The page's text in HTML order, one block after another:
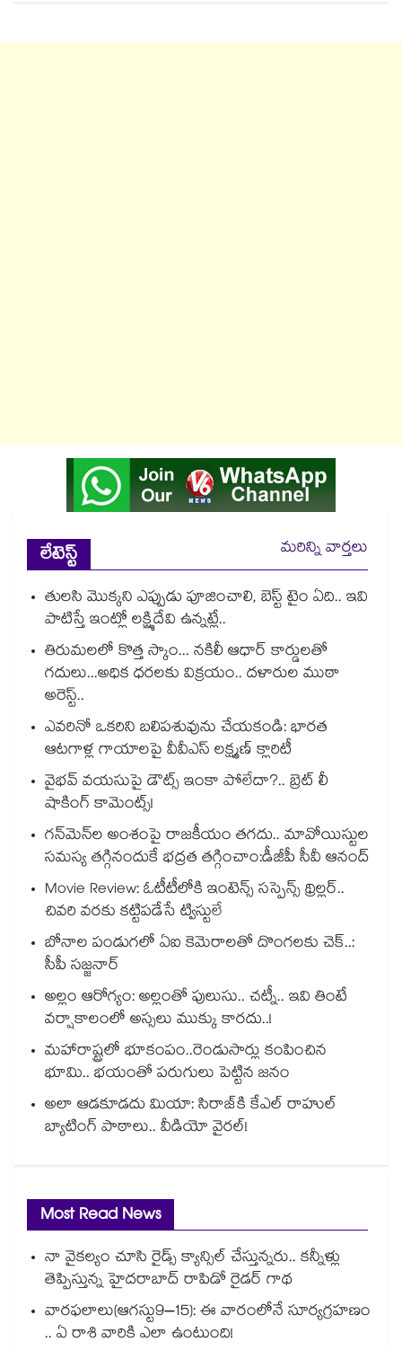
లేటెస్ట్
మరిన్ని వార్తలు
తులసి మొక్కని ఎప్పుడు పూజించాలి, బెస్ట్ టైం ఏది.. ఇవి
పాటిస్తే ఇంట్లో లక్ష్మిదేవి ఉన్నట్లే..
తిరుమలలో కొత్త స్కాం... నకిలీ ఆధార్ కార్డులతో
గదులు...అధిక ధరలకు విక్రయం.. దళారుల ముఠా
అరెస్ట్..
ఎవరినో ఒకరిని బలిపశువును చేయకండి: భారత
ఆటగాళ్ల గాయాలపై వీవీఎస్ లక్ష్మణ్ క్లారిటీ
వైభవ్ వయసుపై డౌట్స్ ఇంకా పోలేదా?.. బ్రెట్ లీ
షాకింగ్ కామెంట్స్!
గన్⁭మెన్⁭ల అంశంపై రాజకీయం తగదు.. మావోయిస్టుల
సమస్య తగ్గినందుకే భద్రత తగ్గించాం:డీజీపీ సీవీ ఆనంద్
Movie Review: ఓటీటీలోకి ఇంటెన్స్ సస్పెన్స్ థ్రిల్లర్..
చివరి వరకు కట్టిపడేసే ట్విస్టులే
బోనాల పండుగలో ఏఐ కెమెరాలతో దొంగలకు చెక్..:
సీపీ సజ్జనార్
అల్లం ఆరోగ్యం: అల్లంతో పులుసు.. చట్నీ.. ఇవి తింటే
వర్షాకాలంలో అస్సలు ముక్కు కారదు..!
మహారాష్ట్రలో భూకంపం..రెండుసార్లు కంపించిన
భూమి.. భయంతో పరుగులు పెట్టిన జనం
అలా ఆడకూడదు మియా: సిరాజ్‌కి కేఎల్ రాహుల్
బ్యాటింగ్ పాఠాలు.. వీడియో వైరల్!
Most Read News
నా వైకల్యం చూసి రైడ్స్ క్యాన్సిల్ చేస్తున్నరు.. కన్నీళ్లు
తెప్పిస్తున్న హైదరాబాద్ రాపిడో రైడర్ గాథ
వారఫలాలు(ఆగస్టు9–15): ఈ వారంలోనే సూర్యగ్రహణం
.. ఏ రాశి వారికి ఎలా ఉంటుంది!